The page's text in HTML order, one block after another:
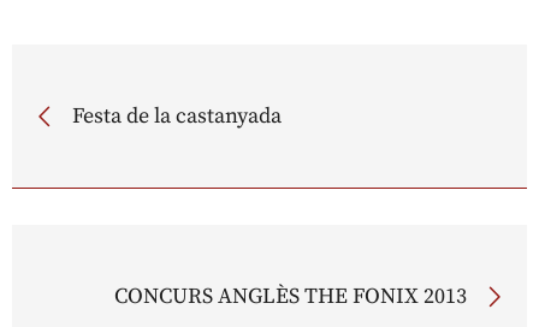
Festa de la castanyada
CONCURS ANGLÈS THE FONIX 2013